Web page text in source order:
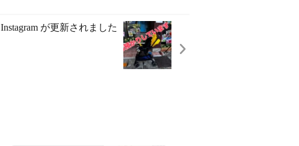
Instagram が更新されました